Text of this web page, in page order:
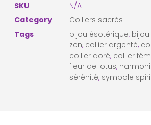
SKU
N/A
Category
Colliers sacrés
Tags
bijou ésotérique,
zen, collier argenté,
collier doré, collier
fleur de lotus,
sérénité, symbole